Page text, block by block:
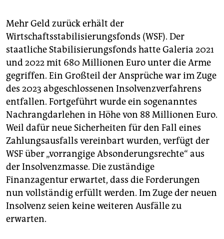
Mehr Geld zurück erhält der
Wirtschaftsstabilisierungsfonds (WSF). Der
staatliche Stabilisierungsfonds hatte Galeria 2021
und 2022 mit 680 Millionen Euro unter die Arme
gegriffen. Ein Großteil der Ansprüche war im Zuge
des 2023 abgeschlossenen Insolvenzverfahrens
entfallen. Fortgeführt wurde ein sogenanntes
Nachrangdarlehen in Höhe von 88 Millionen Euro.
Weil dafür neue Sicherheiten für den Fall eines
Zahlungsausfalls vereinbart wurden, verfügt der
WSF über „vorrangige Absonderungsrechte“ aus
der Insolvenzmasse. Die zuständige
Finanzagentur erwartet, dass die Forderungen
nun vollständig erfüllt werden. Im Zuge der neuen
Insolvenz seien keine weiteren Ausfälle zu
erwarten.